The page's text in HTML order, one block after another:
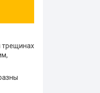
трещинах